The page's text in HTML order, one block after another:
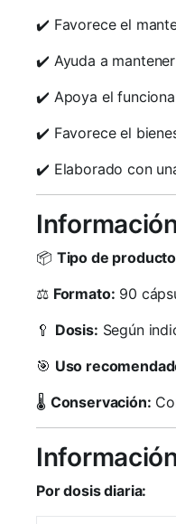
✔️ Favorece el
✔️ Ayuda a
✔️ Apoya el
✔️ Favorece el
✔️ Elaborado con
📦 Tipo de
⚖️ Formato: 90
🥄 Dosis: Según
🎯 Uso
🌡️ Conservación:
Por dosis diaria: